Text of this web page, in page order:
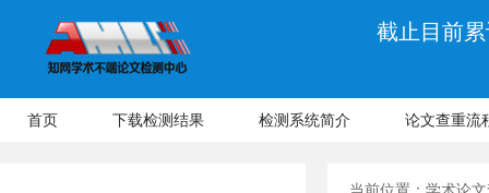
截止目前
首页 下载检测结果 检测系统简介 论文查重流